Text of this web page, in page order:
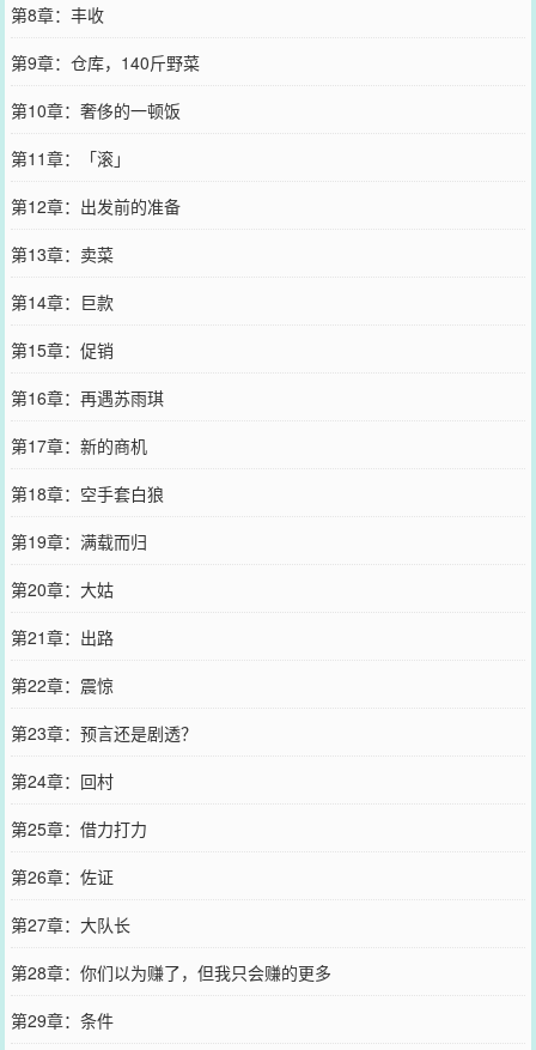
第8章：丰收
第9章：仓库，140斤野菜
第10章：奢侈的一顿饭
第11章：「滚」
第12章：出发前的准备
第13章：卖菜
第14章：巨款
第15章：促销
第16章：再遇苏雨琪
第17章：新的商机
第18章：空手套白狼
第19章：满载而归
第20章：大姑
第21章：出路
第22章：震惊
第23章：预言还是剧透？
第24章：回村
第25章：借力打力
第26章：佐证
第27章：大队长
第28章：你们以为赚了，但我只会赚的更多
第29章：条件